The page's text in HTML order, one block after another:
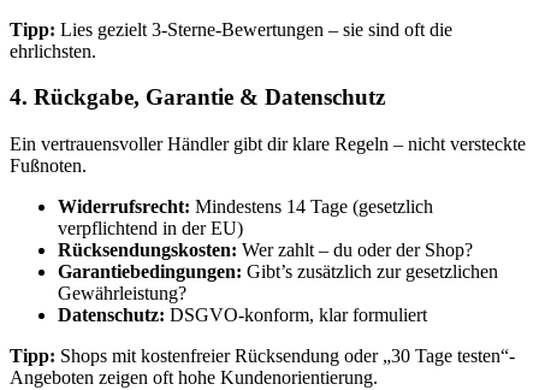
Tipp: Lies gezielt 3‑Sterne-Bewertungen – sie sind oft die
ehrlichsten.
4. Rückgabe, Garantie & Datenschutz
Ein vertrauensvoller Händler gibt dir klare Regeln – nicht versteckte
Fußnoten.
Widerrufsrecht: Mindestens 14 Tage (gesetzlich
verpflichtend in der EU)
Rücksendungskosten: Wer zahlt – du oder der Shop?
Garantiebedingungen: Gibt’s zusätzlich zur gesetzlichen
Gewährleistung?
Datenschutz: DSGVO-konform, klar formuliert
Tipp: Shops mit kostenfreier Rücksendung oder „30 Tage testen“-
Angeboten zeigen oft hohe Kundenorientierung.